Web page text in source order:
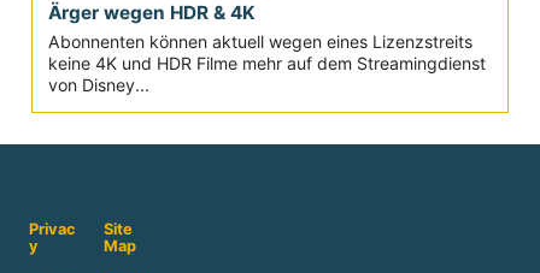
Ärger wegen HDR & 4K
Abonnenten können aktuell wegen eines Lizenzstreits
keine 4K und HDR Filme mehr auf dem Streamingdienst
von Disney...
Privac
y
Site
Map